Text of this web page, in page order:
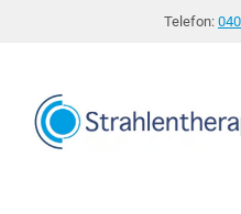
Telefon: